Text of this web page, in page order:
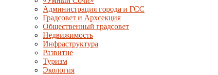
Администрация города и ГСС
Градсовет и Архсекция
Общественный градсовет
Недвижимость
Инфраструктура
Развитие
Туризм
Экология